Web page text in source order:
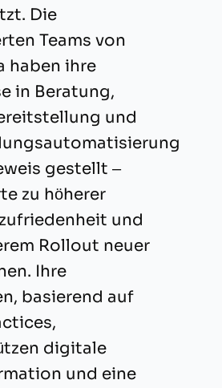
Die
Teams von
haben ihre
in Beratung,
und
gestellt –
zu höherer
und
Rollout neuer
Ihre
basierend auf
digitale
und eine